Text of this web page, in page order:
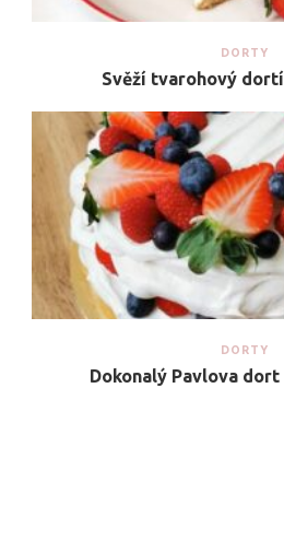
DORTY
Svěží tvarohový
DORTY
Dokonalý Pavlova dort